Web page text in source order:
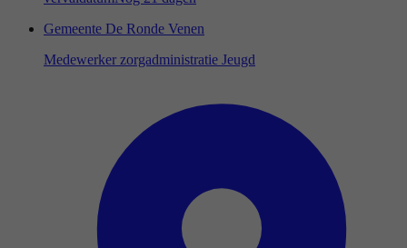
Gemeente De Ronde Venen
Medewerker zorgadministratie Jeugd